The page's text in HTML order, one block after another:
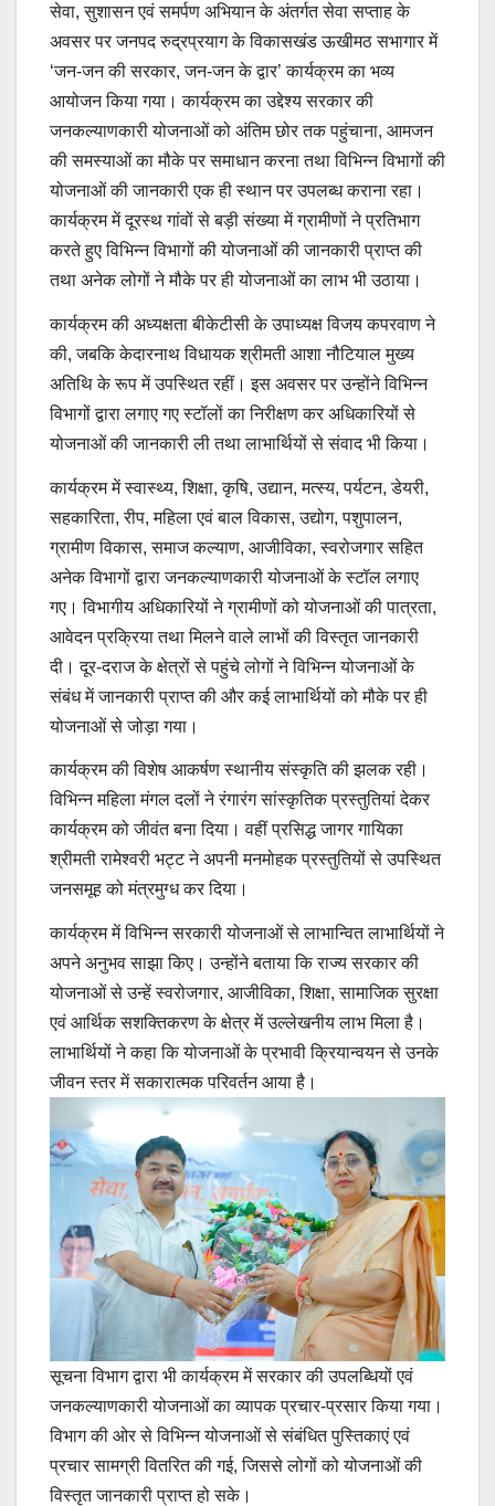
सेवा, सुशासन एवं समर्पण अभियान के अंतर्गत सेवा सप्ताह के
अवसर पर जनपद रुद्रप्रयाग के विकासखंड ऊखीमठ सभागार में
‘जन-जन की सरकार, जन-जन के द्वार’ कार्यक्रम का भव्य
आयोजन किया गया। कार्यक्रम का उद्देश्य सरकार की
जनकल्याणकारी योजनाओं को अंतिम छोर तक पहुंचाना, आमजन
की समस्याओं का मौके पर समाधान करना तथा विभिन्न विभागों की
योजनाओं की जानकारी एक ही स्थान पर उपलब्ध कराना रहा।
कार्यक्रम में दूरस्थ गांवों से बड़ी संख्या में ग्रामीणों ने प्रतिभाग
करते हुए विभिन्न विभागों की योजनाओं की जानकारी प्राप्त की
तथा अनेक लोगों ने मौके पर ही योजनाओं का लाभ भी उठाया।
कार्यक्रम की अध्यक्षता बीकेटीसी के उपाध्यक्ष विजय कपरवाण ने
की, जबकि केदारनाथ विधायक श्रीमती आशा नौटियाल मुख्य
अतिथि के रूप में उपस्थित रहीं। इस अवसर पर उन्होंने विभिन्न
विभागों द्वारा लगाए गए स्टॉलों का निरीक्षण कर अधिकारियों से
योजनाओं की जानकारी ली तथा लाभार्थियों से संवाद भी किया।
कार्यक्रम में स्वास्थ्य, शिक्षा, कृषि, उद्यान, मत्स्य, पर्यटन, डेयरी,
सहकारिता, रीप, महिला एवं बाल विकास, उद्योग, पशुपालन,
ग्रामीण विकास, समाज कल्याण, आजीविका, स्वरोजगार सहित
अनेक विभागों द्वारा जनकल्याणकारी योजनाओं के स्टॉल लगाए
गए। विभागीय अधिकारियों ने ग्रामीणों को योजनाओं की पात्रता,
आवेदन प्रक्रिया तथा मिलने वाले लाभों की विस्तृत जानकारी
दी। दूर-दराज के क्षेत्रों से पहुंचे लोगों ने विभिन्न योजनाओं के
संबंध में जानकारी प्राप्त की और कई लाभार्थियों को मौके पर ही
योजनाओं से जोड़ा गया।
कार्यक्रम की विशेष आकर्षण स्थानीय संस्कृति की झलक रही।
विभिन्न महिला मंगल दलों ने रंगारंग सांस्कृतिक प्रस्तुतियां देकर
कार्यक्रम को जीवंत बना दिया। वहीं प्रसिद्ध जागर गायिका
श्रीमती रामेश्वरी भट्ट ने अपनी मनमोहक प्रस्तुतियों से उपस्थित
जनसमूह को मंत्रमुग्ध कर दिया।
कार्यक्रम में विभिन्न सरकारी योजनाओं से लाभान्वित लाभार्थियों ने
अपने अनुभव साझा किए। उन्होंने बताया कि राज्य सरकार की
योजनाओं से उन्हें स्वरोजगार, आजीविका, शिक्षा, सामाजिक सुरक्षा
एवं आर्थिक सशक्तिकरण के क्षेत्र में उल्लेखनीय लाभ मिला है।
लाभार्थियों ने कहा कि योजनाओं के प्रभावी क्रियान्वयन से उनके
जीवन स्तर में सकारात्मक परिवर्तन आया है।
सूचना विभाग द्वारा भी कार्यक्रम में सरकार की उपलब्धियों एवं
जनकल्याणकारी योजनाओं का व्यापक प्रचार-प्रसार किया गया।
विभाग की ओर से विभिन्न योजनाओं से संबंधित पुस्तिकाएं एवं
प्रचार सामग्री वितरित की गई, जिससे लोगों को योजनाओं की
विस्तृत जानकारी प्राप्त हो सके।